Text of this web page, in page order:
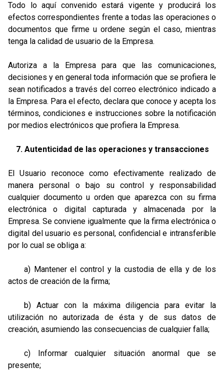
Todo lo aquí convenido estará vigente y producirá los
efectos correspondientes frente a todas las operaciones o
documentos que firme u ordene según el caso, mientras
tenga la calidad de usuario de la Empresa.
Autoriza a la Empresa para que las comunicaciones,
decisiones y en general toda información que se profiera le
sean notificados a través del correo electrónico indicado a
la Empresa. Para el efecto, declara que conoce y acepta los
términos, condiciones e instrucciones sobre la notificación
por medios electrónicos que profiera la Empresa.
7. Autenticidad de las operaciones y transacciones
El Usuario reconoce como efectivamente realizado de
manera personal o bajo su control y responsabilidad
cualquier documento u orden que aparezca con su firma
electrónica o digital capturada y almacenada por la
Empresa. Se conviene igualmente que la firma electrónica o
digital del usuario es personal, confidencial e intransferible
por lo cual se obliga a:
a) Mantener el control y la custodia de ella y de los
actos de creación de la firma;
b) Actuar con la máxima diligencia para evitar la
utilización no autorizada de ésta y de sus datos de
creación, asumiendo las consecuencias de cualquier falla;
c) Informar cualquier situación anormal que se
presente;